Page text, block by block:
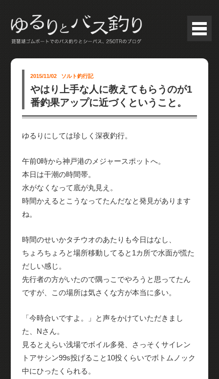
2015/11/02 ソルト釣行記
やはり上手な人に教えてもらうのが1
番釣果アップに近づくということ。
ゆるりにしては珍しく深夜釣行。
午前0時から神戸港のメジャースポットへ。
本日は干潮の時間帯。
水がなくなって底が丸見え。
時間かえるとこうなってたんだなと発見があります
ね。
時間のせいかタチウオのあたりも今日はなし、
ちょろちょろと場所移動してると1カ所で水面が慌た
だしい感じ。
先行者の方がいたので隅っこでやろうと思ってたん
ですが、この場所は気さくな方が本当に多い。
「今時合いですよ。」と声をかけていただきまし
た、Nさん。
見るとえらい浅場でボイル多発、さっそくサイレン
トアサシン99s投げること10投くらいでボトムノック
中にひったくられる。